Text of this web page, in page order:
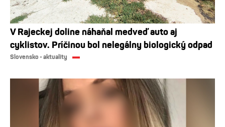
V Rajeckej doline náhaňal medveď auto aj
cyklistov. Príčinou bol nelegálny biologický odpad
Slovensko - aktuality